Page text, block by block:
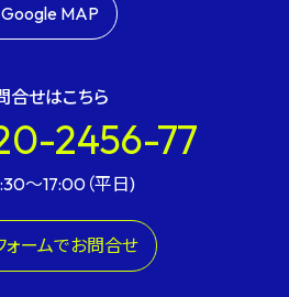
Google MAP
合せはこちら
2456-77
〜17:00（平日)
ォームでお問合せ